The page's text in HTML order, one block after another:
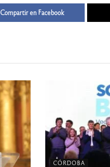
Compartir en Facebook
CÓRDOBA